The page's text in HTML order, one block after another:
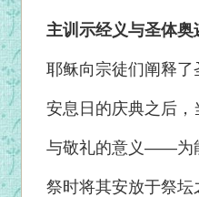
主训示经义与圣体奥
耶稣向宗徒们阐释
安息日的庆典之后
与敬礼的意义——为
祭时将其安放于祭